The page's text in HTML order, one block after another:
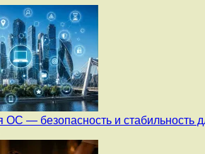
ОС — безопасность и стабильность